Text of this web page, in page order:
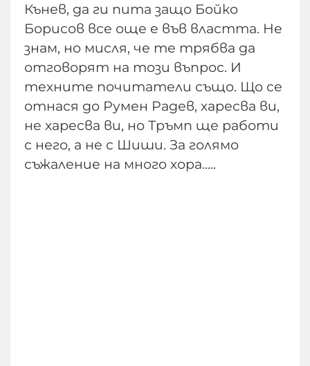
Кънев, да ги пита защо Бойко
Борисов все още е във властта. Не
знам, но мисля, че те трябва да
отговорят на този въпрос. И
техните почитатели също. Що се
отнася до Румен Радев, харесва ви,
не харесва ви, но Тръмп ще работи
с него, а не с Шиши. За голямо
съжаление на много хора.....